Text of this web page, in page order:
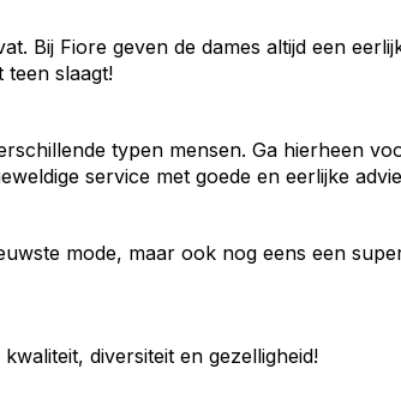
Bij Fiore geven de dames altijd een
teen slaagt!
typen mensen. Ga hierheen
service met goede en eerlijke
mode, maar ook nog eens een
diversiteit en gezelligheid!